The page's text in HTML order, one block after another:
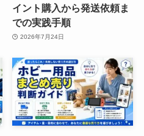
イント購入から発送依頼ま
での実践手順
2026年7月24日